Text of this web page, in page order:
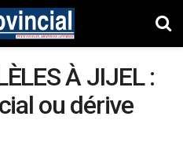
À JIJEL :
ou dérive